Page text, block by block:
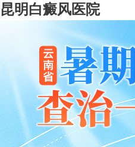
昆明白癜风医院